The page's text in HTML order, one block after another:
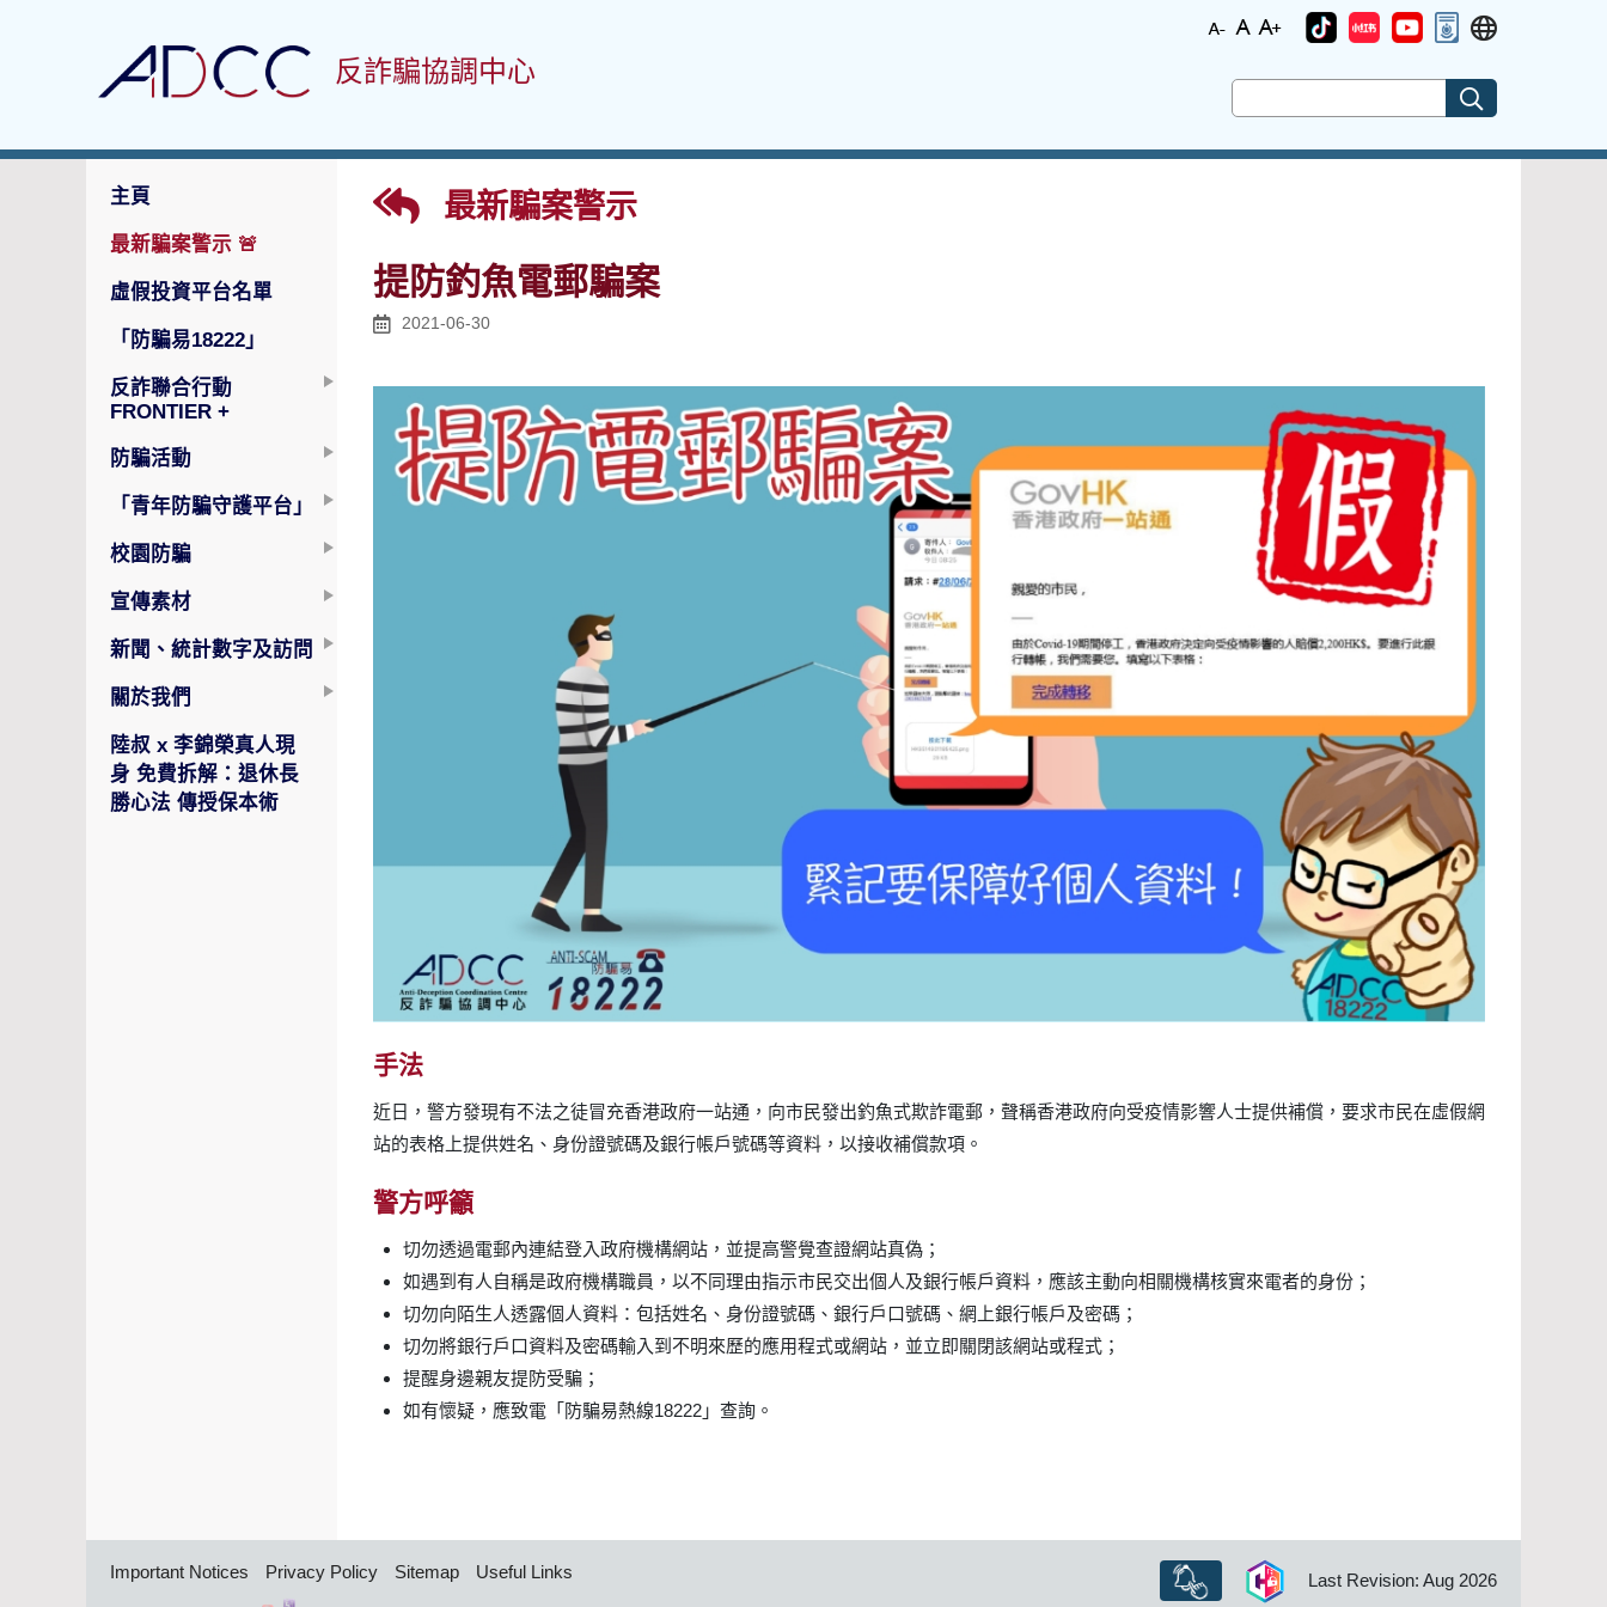
反詐騙協調中心
主頁
最新騙案警示 🚨
虛假投資平台名單
「防騙易18222」
反詐聯合行動
FRONTIER +
防騙活動
「青年防騙守護平台」
校園防騙
宣傳素材
新聞、統計數字及訪問
關於我們
陸叔 x 李錦榮真人現
身 免費拆解：退休長
勝心法 傳授保本術
最新騙案警示
提防釣魚電郵騙案
2021-06-30
手法
近日，警方發現有不法之徒冒充香港政府一站通，向市民發出釣魚式欺詐電郵，聲稱香港政府向受疫情影響人士提供補償，要求市民在虛假網
站的表格上提供姓名、身份證號碼及銀行帳戶號碼等資料，以接收補償款項。
警方呼籲
切勿透過電郵內連結登入政府機構網站，並提高警覺查證網站真偽；
如遇到有人自稱是政府機構職員，以不同理由指示市民交出個人及銀行帳戶資料，應該主動向相關機構核實來電者的身份；
切勿向陌生人透露個人資料：包括姓名、身份證號碼、銀行戶口號碼、網上銀行帳戶及密碼；
切勿將銀行戶口資料及密碼輸入到不明來歷的應用程式或網站，並立即關閉該網站或程式；
提醒身邊親友提防受騙；
如有懷疑，應致電「防騙易熱線18222」查詢。
Important Notices Privacy Policy Sitemap Useful Links Last Revision: Aug 2026